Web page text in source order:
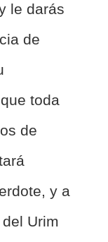
le darás
de
toda
de
y a
Urim